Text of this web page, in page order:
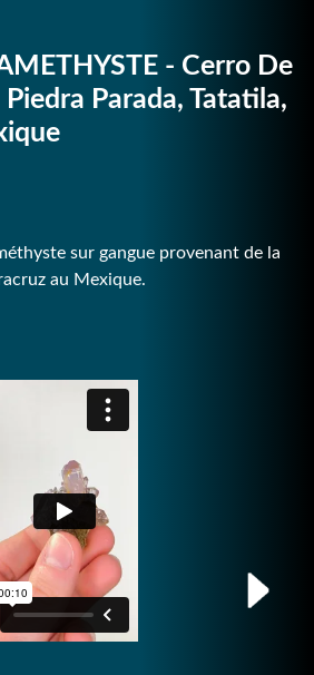
- Cerro De
Piedra Parada, Tatatila,
sur gangue provenant de la
au Mexique.